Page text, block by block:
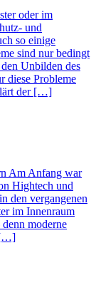
oder im
und
so einige
sind nur bedingt
Unbilden des
diese Probleme
der […]
Am Anfang war
Hightech und
den vergangenen
im Innenraum
moderne
[…]